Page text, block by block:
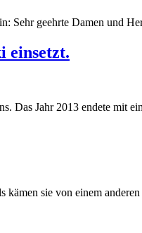
Sehr geehrte Damen und
einsetzt.
Das Jahr 2013 endete mit
kämen sie von einem